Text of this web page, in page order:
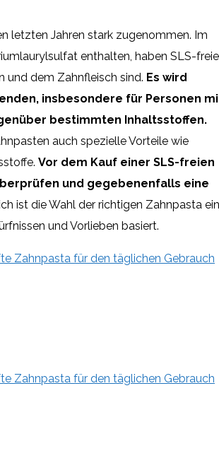
letzten Jahren stark zugenommen. Im
enthalten, haben SLS-freie
und dem Zahnfleisch sind. Es wird
insbesondere für Personen
bestimmten Inhaltsstoffen.
auch spezielle Vorteile wie
Vor dem Kauf einer SLS-freien
und gegebenenfalls eine
ist die Wahl der richtigen Zahnpasta
und Vorlieben basiert.
Zahnpasta für den täglichen Gebrauch
Zahnpasta für den täglichen Gebrauch